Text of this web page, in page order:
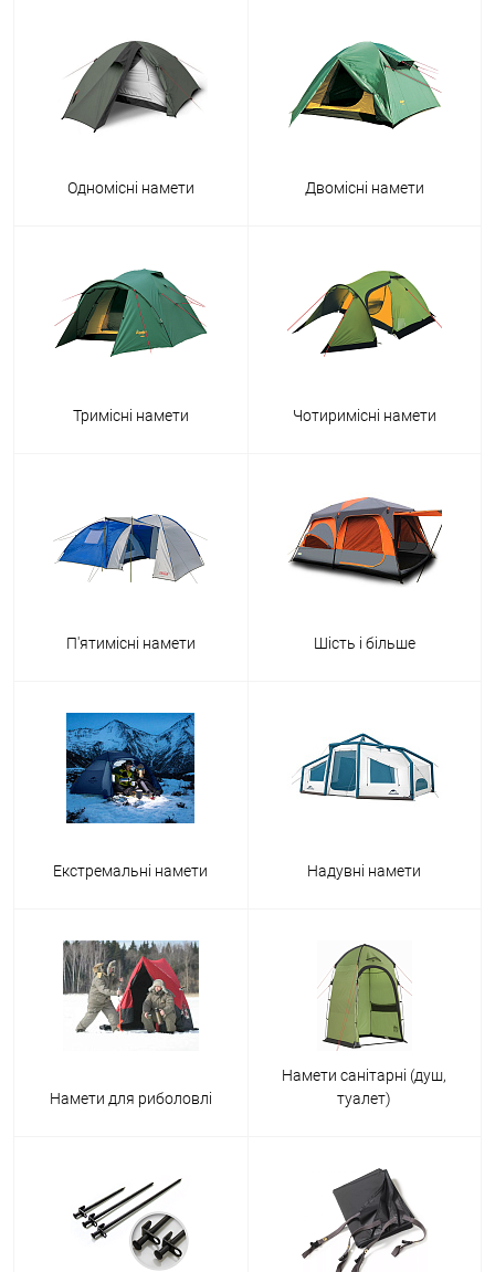
Одномісні намети Двомісні намети
Тримісні намети Чотиримісні намети
П'ятимісні намети Шість і більше
Екстремальні намети Надувні намети
Намети для риболовлі
Намети санітарні (душ,
туалет)